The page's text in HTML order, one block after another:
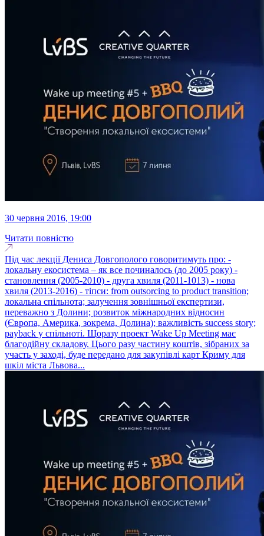
30 червня 2016, 19:00
Читати повністю
Під час лекції Дениса Довгополого говоритимуть про: -
локальну екосистема – як все починалось (до 2005 року) -
становлення (2005-2010) - друга хвиля (2011-1013) - нова
хвиля (2013-2016) - тіпси: from outsorcing to product transition;
локальна спільнота; залучення зовнішньої експертизи,
переважно з Долини; розвиток міжнародних відносин
(Європа, Америка, зокрема, Долина); важливість success story;
payback у спільноті. Щоразу проект Wake Up Meeting має
благодійну складову. Цього разу частину коштів, зібраних за
участь у заході, буде передано для закупівлі карт Криму для
шкіл міста Львова...